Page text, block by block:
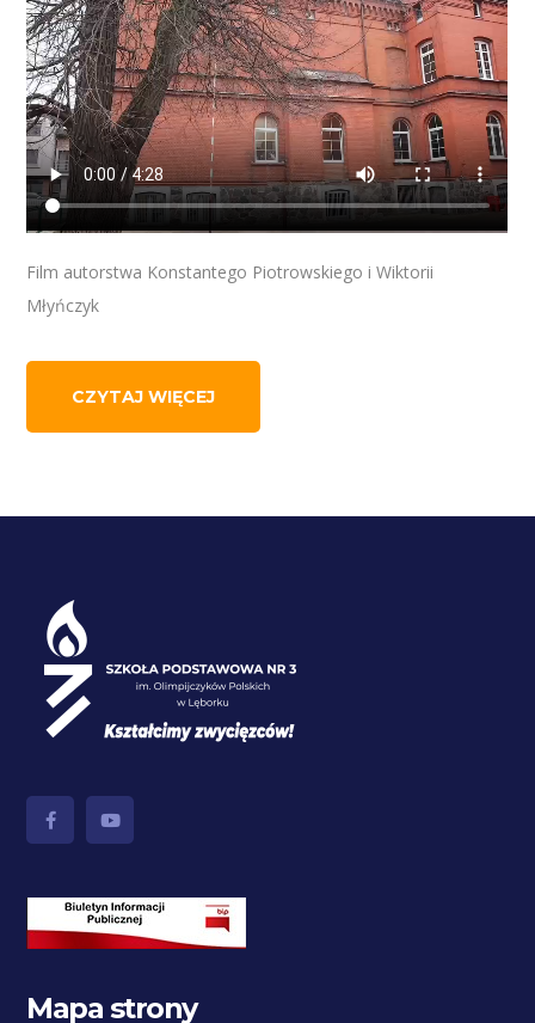
Film autorstwa Konstantego Piotrowskiego i Wiktorii
Młyńczyk
CZYTAJ WIĘCEJ
Mapa strony